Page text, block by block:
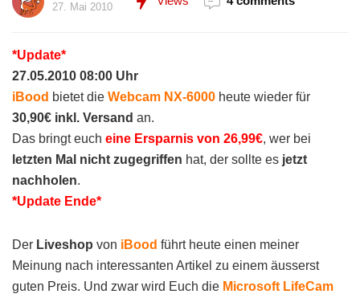
27. Mai 2010
*Update*
27.05.2010 08:00 Uhr
iBood bietet die Webcam NX-6000 heute wieder für
30,90€ inkl. Versand an.
Das bringt euch eine Ersparnis von 26,99€, wer bei
letzten Mal nicht zugegriffen hat, der sollte es jetzt
nachholen.
*Update Ende*
Der Liveshop von iBood führt heute einen meiner
Meinung nach interessanten Artikel zu einem äusserst
guten Preis. Und zwar wird Euch die Microsoft LifeCam